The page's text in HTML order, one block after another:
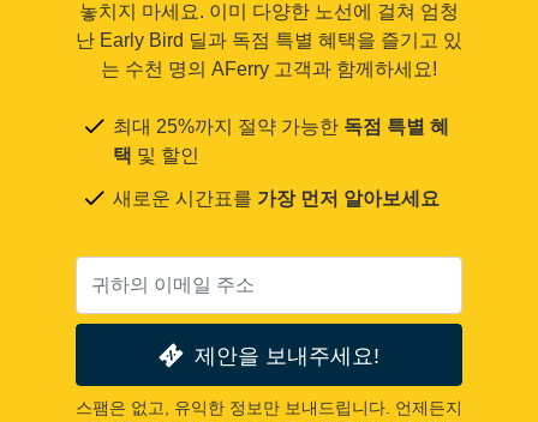
놓치지 마세요. 이미 다양한 노선에 걸쳐 엄청
난 Early Bird 딜과 독점 특별 혜택을 즐기고 있
는 수천 명의 AFerry 고객과 함께하세요!
최대 25%까지 절약 가능한 독점 특별 혜
택 및 할인
새로운 시간표를 가장 먼저 알아보세요
제안을 보내주세요!
스팸은 없고, 유익한 정보만 보내드립니다. 언제든지